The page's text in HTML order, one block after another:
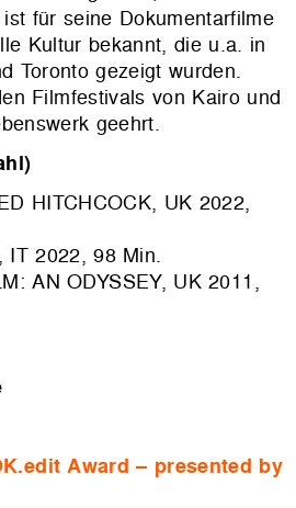
für seine Dokumentarfilme
Kultur bekannt, die u.a. in
Toronto gezeigt wurden.
Filmfestivals von Kairo und
geehrt.
HITCHCOCK, UK 2022,
IT 2022, 98 Min.
AN ODYSSEY, UK 2011,
Award – presented by